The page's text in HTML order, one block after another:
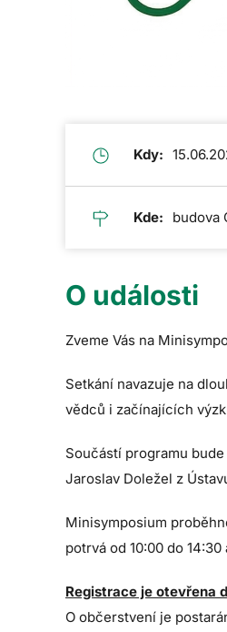
Kdy:
Kde: budova
O události
Zveme Vás na
Setkání navazuje na
vědců i začínajících
Součástí programu
Jaroslav Doležel z
Minisymposium
potrvá od 10:00 do
Registrace je otevřena
O občerstvení je